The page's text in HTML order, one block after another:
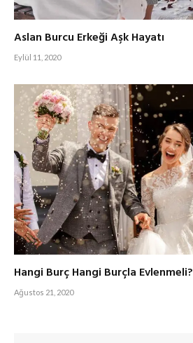
Aslan Burcu Erkeği Aşk Hayatı
Eylül 11, 2020
Hangi Burç Hangi Burçla Evlenmeli?
Ağustos 21, 2020